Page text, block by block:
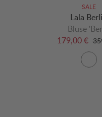
SALE
Lala
Bluse
179,00 €